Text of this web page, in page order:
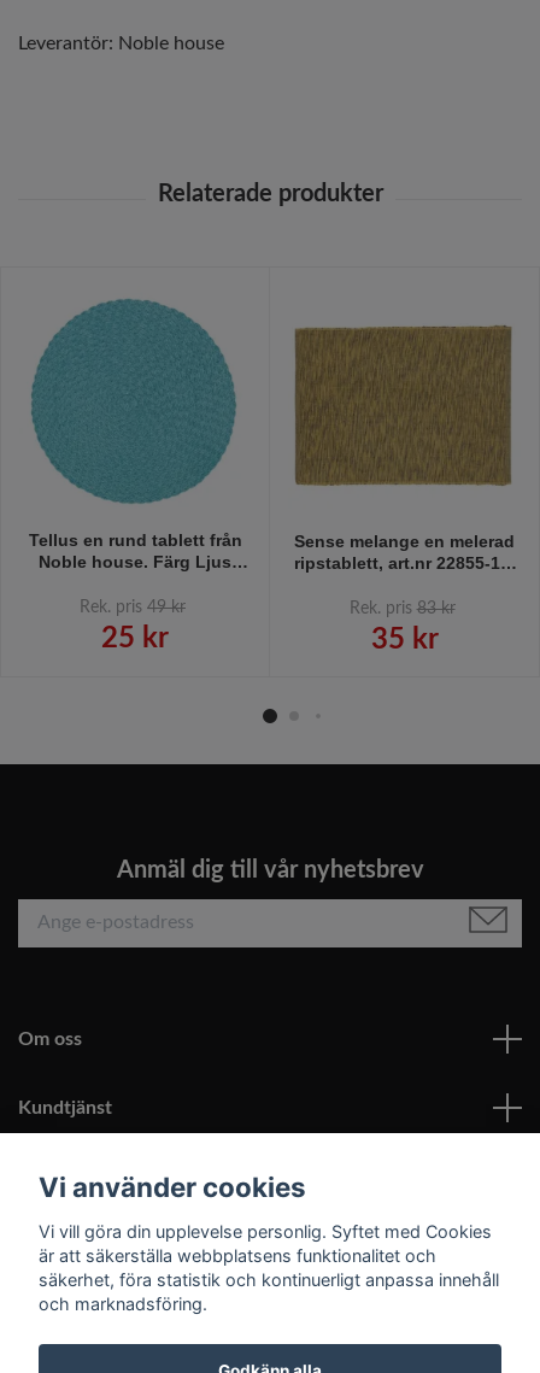
Leverantör: Noble house
Tellus en rund tablett från
Noble house. Färg Ljus
Rek. pris 49 kr
25 kr
Sense melange en melerad
ripstablett, art.nr 22855-15.
Rek. pris 83 kr
35 kr
Anmäl dig till vår nyhetsbrev
Om oss
Kundtjänst
Läs mer
Sociala medier
Vi använder cookies
Vi vill göra din upplevelse personlig. Syftet med Cookies
är att säkerställa webbplatsens funktionalitet och
säkerhet, föra statistik och kontinuerligt anpassa innehåll
och marknadsföring.